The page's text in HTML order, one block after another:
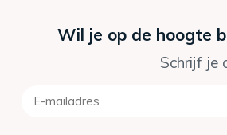
Wil je op de hoogte
Schrijf je